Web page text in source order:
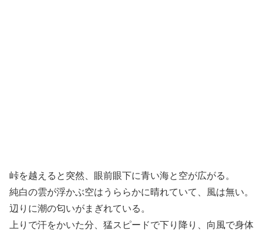
峠を越えると突然、眼前眼下に青い海と空が広がる。
純白の雲が浮かぶ空はうららかに晴れていて、風は無い。
辺りに潮の匂いがまぎれている。
上りで汗をかいた分、猛スピードで下り降り、向風で身体